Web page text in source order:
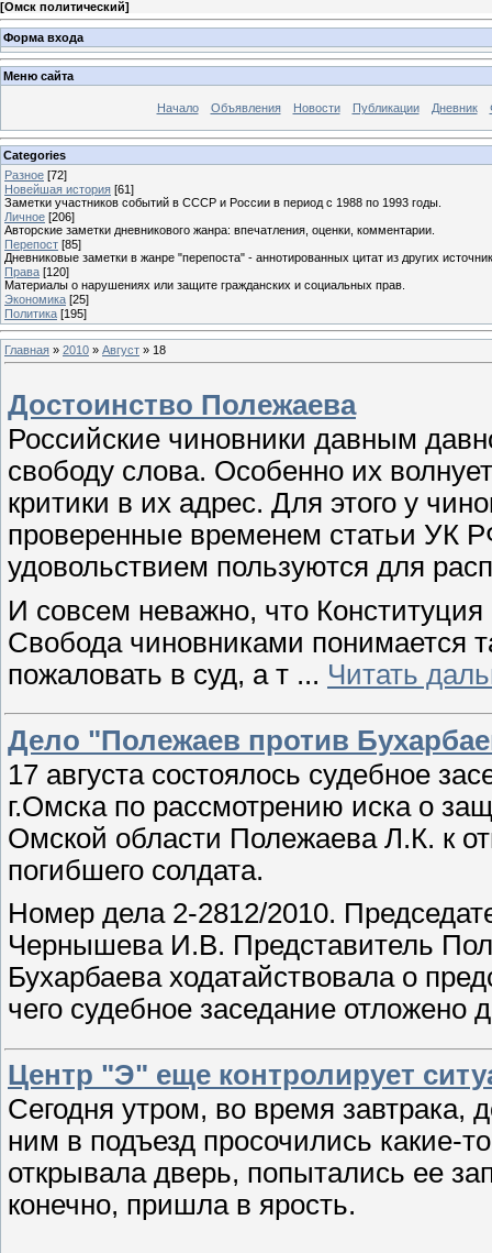
[Омск политический]
Форма входа
Меню сайта
Начало Объявления Новости Публикации Дневник
Categories
Разное [72]
Новейшая история [61]
Заметки участников событий в СССР и России в период с 1988 по 1993 годы.
Личное [206]
Авторские заметки дневникового жанра: впечатления, оценки, комментарии.
Перепост [85]
Дневниковые заметки в жанре "перепоста" - аннотированных цитат из других
Права [120]
Материалы о нарушениях или защите гражданских и социальных прав.
Экономика [25]
Политика [195]
Главная » 2010 » Август » 18
Достоинство Полежаева
Российские чиновники давным
свободу слова. Особенно их
критики в их адрес. Для этого у
проверенные временем статьи УК
удовольствием пользуются для
И совсем неважно, что
Свобода чиновниками понимается
пожаловать в суд, а т ... Читать
Дело "Полежаев против
17 августа состоялось судебное
г.Омска по рассмотрению иска о
Омской области Полежаева Л.К. к
погибшего солдата.
Номер дела 2-2812/2010.
Чернышева И.В. Представитель
Бухарбаева ходатайствовала о
чего судебное заседание отложено
Центр "Э" еще контролирует
Сегодня утром, во время завтрака,
ним в подъезд просочились какие-
открывала дверь, попытались ее
конечно, пришла в ярость.